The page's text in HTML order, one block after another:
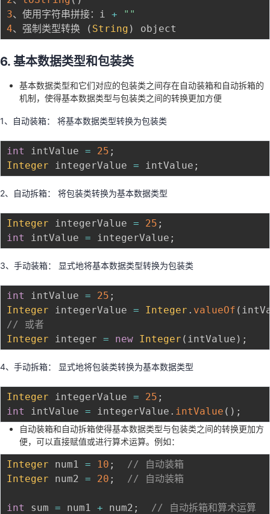
3、使用字符串拼接：i +
""
4、强制类型转换 ( String )
6. 基本数据类型和包装类
基本数据类型和它们对应的包装类之间存在自动装箱和自动拆箱的
机制，使得基本数据类型与包装类之间的转换更加方便
1、自动装箱： 将基本数据类型转换为包装类
int intValue = 25 ;
Integer integerValue = intValue ;
2、自动拆箱： 将包装类转换为基本数据类型
Integer integerValue = 25 ;
int
intValue = integerValue ;
3、手动装箱： 显式地将基本数据类型转换为包装类
int intValue = 25 ;
Integer integerValue = Integer . valueOf (
// 或者
Integer integer = new Integer ( intValue ) ;
4、手动拆箱： 显式地将包装类转换为基本数据类型
Integer integerValue = 25 ;
int
intValue = integerValue . intValue ( ) ;
自动装箱和自动拆箱使得基本数据类型与包装类之间的转换更加方
便，可以直接赋值或进行算术运算。例如：
Integer num1 = 10 ;
// 自动装箱
Integer num2 = 20 ; // 自动装箱
int sum = num1 + num2 ;
// 自动拆箱和算术运算